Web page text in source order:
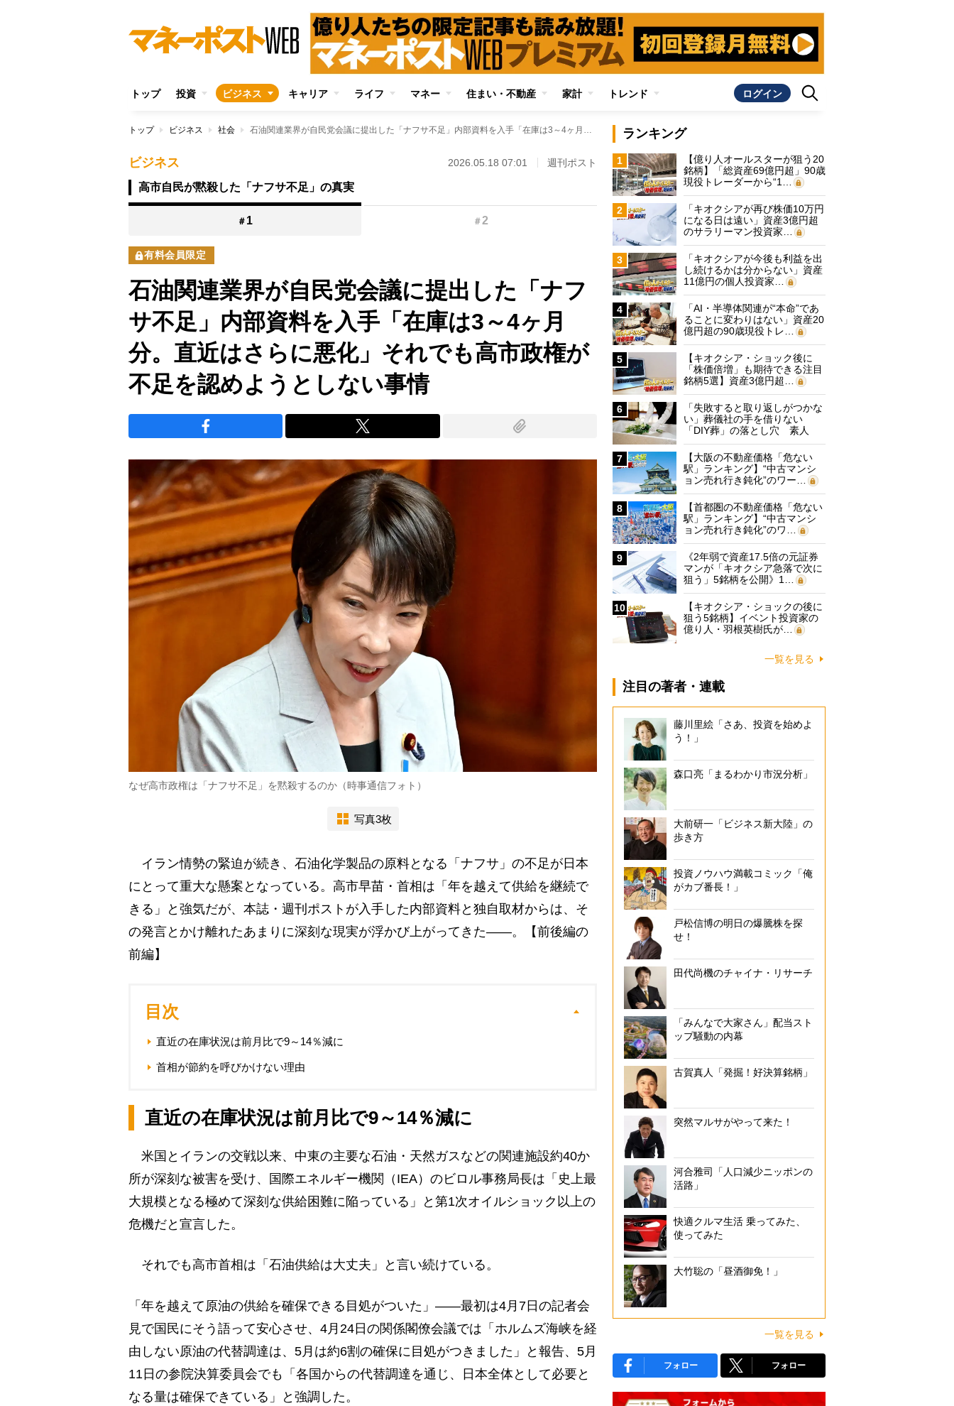
トップ 投資 ビジネス キャリア ライフ マネー 住まい・不動産 家計 トレンド ログイン
トップ ビジネス 社会 石油関連業界が自民党会議に提出した「ナフサ不足」内部資料を入手「在庫は3～4ヶ月分。直近はさらに悪化」それでも高市政権が不足を認めようとしない事情
ビジネス 2026.05.18 07:01 週刊ポスト
高市自民が黙殺した「ナフサ不足」の真実
＃ 1 ＃2
有料会員限定
石油関連業界が自民党会議に提出した「ナフ
サ不足」内部資料を入手「在庫は3～4ヶ月
分。直近はさらに悪化」それでも高市政権が
不足を認めようとしない事情
なぜ高市政権は「ナフサ不足」を黙殺するのか（時事通信フォト）
写真3枚
イラン情勢の緊迫が続き、石油化学製品の原料となる「ナフサ」の不足が日本
にとって重大な懸案となっている。高市早苗・首相は「年を越えて供給を継続で
きる」と強気だが、本誌・週刊ポストが入手した内部資料と独自取材からは、そ
の発言とかけ離れたあまりに深刻な現実が浮かび上がってきた――。【前後編の
前編】
目次
直近の在庫状況は前月比で9～14％減に
首相が節約を呼びかけない理由
直近の在庫状況は前月比で9～14％減に
米国とイランの交戦以来、中東の主要な石油・天然ガスなどの関連施設約40か
所が深刻な被害を受け、国際エネルギー機関（IEA）のビロル事務局長は「史上最
大規模となる極めて深刻な供給困難に陥っている」と第1次オイルショック以上の
危機だと宣言した。
それでも高市首相は「石油供給は大丈夫」と言い続けている。
「年を越えて原油の供給を確保できる目処がついた」――最初は4月7日の記者会
見で国民にそう語って安心させ、4月24日の関係閣僚会議では「ホルムズ海峡を経
由しない原油の代替調達は、5月は約6割の確保に目処がつきました」と報告、5月
11日の参院決算委員会でも「各国からの代替調達を通じ、日本全体として必要と
なる量は確保できている」と強調した。
ランキング
1
【億り人オールスターが狙う20
銘柄】「総資産69億円超」90歳
現役トレーダーから“1…
2
「キオクシアが再び株価10万円
になる日は遠い」資産3億円超
のサラリーマン投資家…
3
「キオクシアが今後も利益を出
し続けるかは分からない」資産
11億円の個人投資家…
4
「AI・半導体関連が“本命”であ
ることに変わりはない」資産20
億円超の90歳現役トレ…
5
【キオクシア・ショック後に
「株価倍増」も期待できる注目
銘柄5選】資産3億円超…
6
「失敗すると取り返しがつかな
い」葬儀社の手を借りない
「DIY葬」の落とし穴 素人
に…
7
【大阪の不動産価格「危ない
駅」ランキング】“中古マンシ
ョン売れ行き鈍化”のワー…
8
【首都圏の不動産価格「危ない
駅」ランキング】“中古マンシ
ョン売れ行き鈍化”のワ…
9
《2年弱で資産17.5倍の元証券
マンが「キオクシア急落で次に
狙う」5銘柄を公開》1…
10
【キオクシア・ショックの後に
狙う5銘柄】イベント投資家の
億り人・羽根英樹氏が…
一覧を見る
注目の著者・連載
藤川里絵「さあ、投資を始めよ
う！」
森口亮「まるわかり市況分析」
大前研一「ビジネス新大陸」の
歩き方
投資ノウハウ満載コミック「俺
がカブ番長！」
戸松信博の明日の爆騰株を探
せ！
田代尚機のチャイナ・リサーチ
「みんなで大家さん」配当スト
ップ騒動の内幕
古賀真人「発掘！好決算銘柄」
突然マルサがやって来た！
河合雅司「人口減少ニッポンの
活路」
快適クルマ生活 乗ってみた、
使ってみた
大竹聡の「昼酒御免！」
一覧を見る
フォロー フォロー